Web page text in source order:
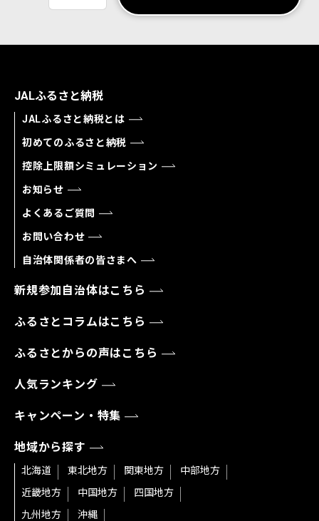
JALふるさと納税
JALふるさと納税とは
初めてのふるさと納税
控除上限額シミュレーション
お知らせ
よくあるご質問
お問い合わせ
自治体関係者の皆さまへ
新規参加自治体はこちら
ふるさとコラムはこちら
ふるさとからの声はこちら
人気ランキング
キャンペーン・特集
地域から探す
北海道 東北地方 関東地方
中部地方
近畿地方
中国地方
四国地方
九州地方
沖縄